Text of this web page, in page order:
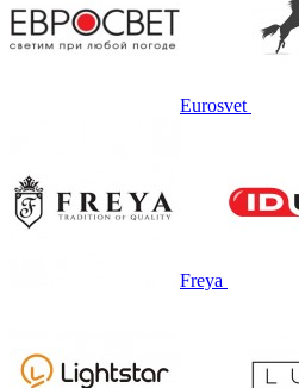
Eurosvet
Freya